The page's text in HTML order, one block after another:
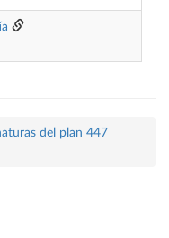
del plan 447